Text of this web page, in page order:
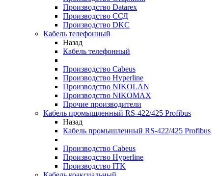
Производство Datarex
Производство ССД
Производство DKC
Кабель телефонный
Назад
Кабель телефонный
Производство Cabeus
Производство Hyperline
Производство NIKOLAN
Производство NIKOMAX
Прочие производители
Кабель промышленный RS-422/425 Profibus
Назад
Кабель промышленный RS-422/425 Profibus
Производство Cabeus
Производство Hyperline
Производство ITK